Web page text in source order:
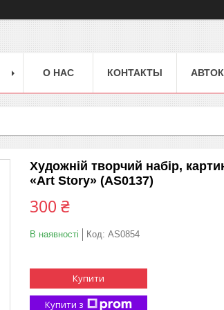
О НАС КОНТАКТЫ
Художній творчий набір,
«Art Story» (AS0137)
300 ₴
В наявності Код: AS0854
Купити
Купити з